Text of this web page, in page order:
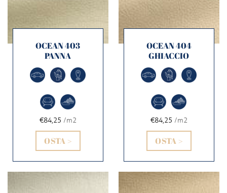
OCEAN 403
PANNA
€84,25 /m2
OSTA >
OCEAN 404
GHIACCIO
€84,25 /m2
OSTA >